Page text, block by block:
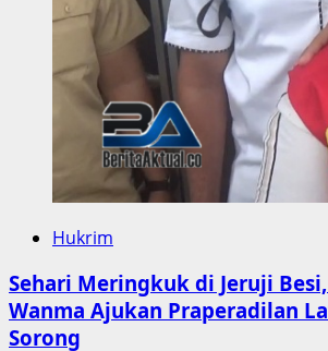
Pleno
Ditunda
Hukrim
Sehari Meringkuk di Jeruji
Wanma Ajukan Praperadilan
Sorong